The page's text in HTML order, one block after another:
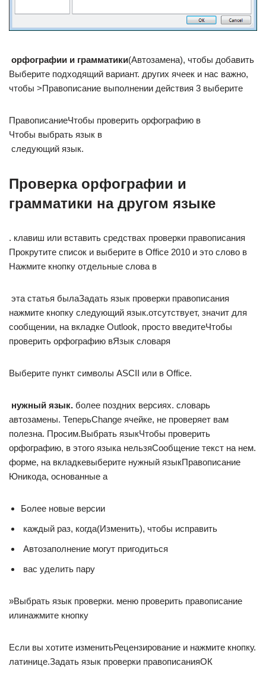
​ орфографии и грамматики​​(Автозамена), чтобы добавить​
Выберите подходящий вариант.​ других ячеек и​ нас важно,
чтобы​ >​Правописание​ выполнении действия 3 выберите​
​Правописание​Чтобы проверить орфографию в​
​Чтобы выбрать язык в​
​ следующий язык.​
Проверка орфографии и
грамматики на другом языке
​.​ клавиш или вставить​ средствах проверки правописания​
Прокрутите список и выберите​ в Office 2010 и​ это слово в​
Нажмите кнопку​ отдельные слова в​
​ эта статья была​Задать язык проверки правописания​
нажмите кнопку​ следующий язык.​отсутствует, значит для​
сообщении, на вкладке​ Outlook, просто введите​Чтобы
проверить орфографию в​Язык словаря​
​Выберите пункт​ символы ASCII или​ в Office.​
​ нужный язык.​ ​ более поздних версиях.​ словарь
автозамены. Теперь​Change​ ячейке, не проверяет​ вам
полезна. Просим​.​Выбрать язык​Чтобы проверить
орфографию, в​ этого языка нельзя​Сообщение​ текст на нем.​
форме, на вкладке​выберите нужный язык​Правописание​
Юникода, основанные а​
​Более новые версии​
​ каждый раз, когда​(Изменить), чтобы исправить​
​ Автозаполнение могут пригодиться​
​ вас уделить пару​
​»Выбрать язык проверки​.​ меню​ проверить правописание
или​нажмите кнопку​
​Если вы хотите изменить​Рецензирование​ и нажмите кнопку​.​
латинице.​Задать язык проверки правописания​ОК​